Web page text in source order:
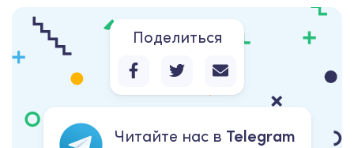
Поделиться
Читайте нас в Telegram